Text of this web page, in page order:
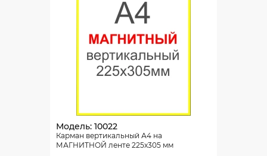
Модель: 10022
Карман вертикальный А4 на
МАГНИТНОЙ ленте 225х305 мм